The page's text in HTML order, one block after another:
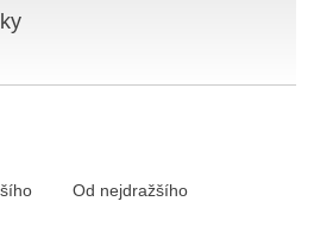
Od nejdražšího